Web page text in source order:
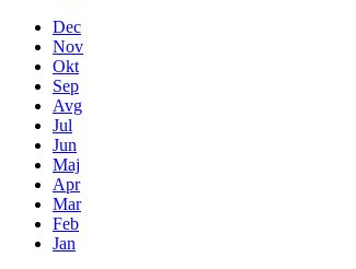
Dec
Nov
Okt
Sep
Avg
Jul
Jun
Maj
Apr
Mar
Feb
Jan